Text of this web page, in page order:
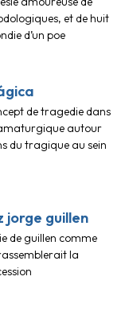
et de huit
d’un poe
de tragedie dans
autour
du tragique au sein
jorge guillen
de guillen comme
la